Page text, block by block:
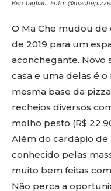
Ben Tagliati. Foto:
O Ma Che mudou de
de 2019 para um
aconchegante. Novo
casa e uma delas é
mesma base da
recheios diversos
molho pesto (R$
Além do cardápio de
conhecido pelas
muito bem feitas
Não perca a